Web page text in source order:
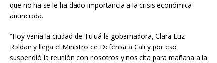
que no ha se le ha dado importancia a la crisis económica
anunciada.
“Hoy venía la ciudad de Tuluá la gobernadora, Clara Luz
Roldan y llega el Ministro de Defensa a Cali y por eso
suspendió la reunión con nosotros y nos cita para mañana a la